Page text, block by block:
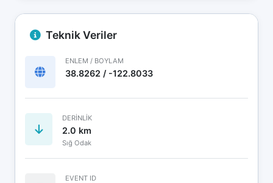
Teknik Veriler
ENLEM / BOYLAM
38.8262 / -122.8033
DERINLIK
2.0 km
Sığ Odak
EVENT ID